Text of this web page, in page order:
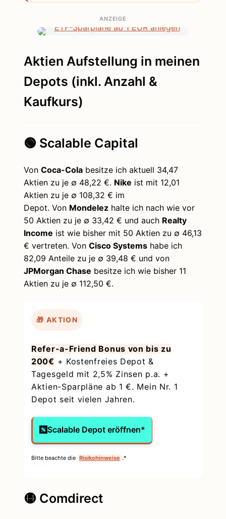
ANZEIGE
Aktien Aufstellung in meinen
Depots (inkl. Anzahl &
Kaufkurs)
🟢 Scalable Capital
Von Coca-Cola besitze ich aktuell 34,47
Aktien zu je ∅ 48,22 €. Nike ist mit 12,01
Aktien zu je ∅ 108,32 € im
Depot. Von Mondelez halte ich nach wie vor
50 Aktien zu je ∅ 33,42 € und auch Realty
Income ist wie bisher mit 50 Aktien zu ∅ 46,13
€ vertreten. Von Cisco Systems habe ich
82,09 Anteile zu je ∅ 39,48 € und von
JPMorgan Chase besitze ich wie bisher 11
Aktien zu je ∅ 112,50 €.
🎁 AKTION
Refer-a-Friend Bonus von bis zu
200€ + Kostenfreies Depot &
Tagesgeld mit 2,5% Zinsen p.a. +
Aktien-Sparpläne ab 1 €. Mein Nr. 1
Depot seit vielen Jahren.
Scalable Depot eröffnen*
Bitte beachte die Risikohinweise .*
🟡 Comdirect